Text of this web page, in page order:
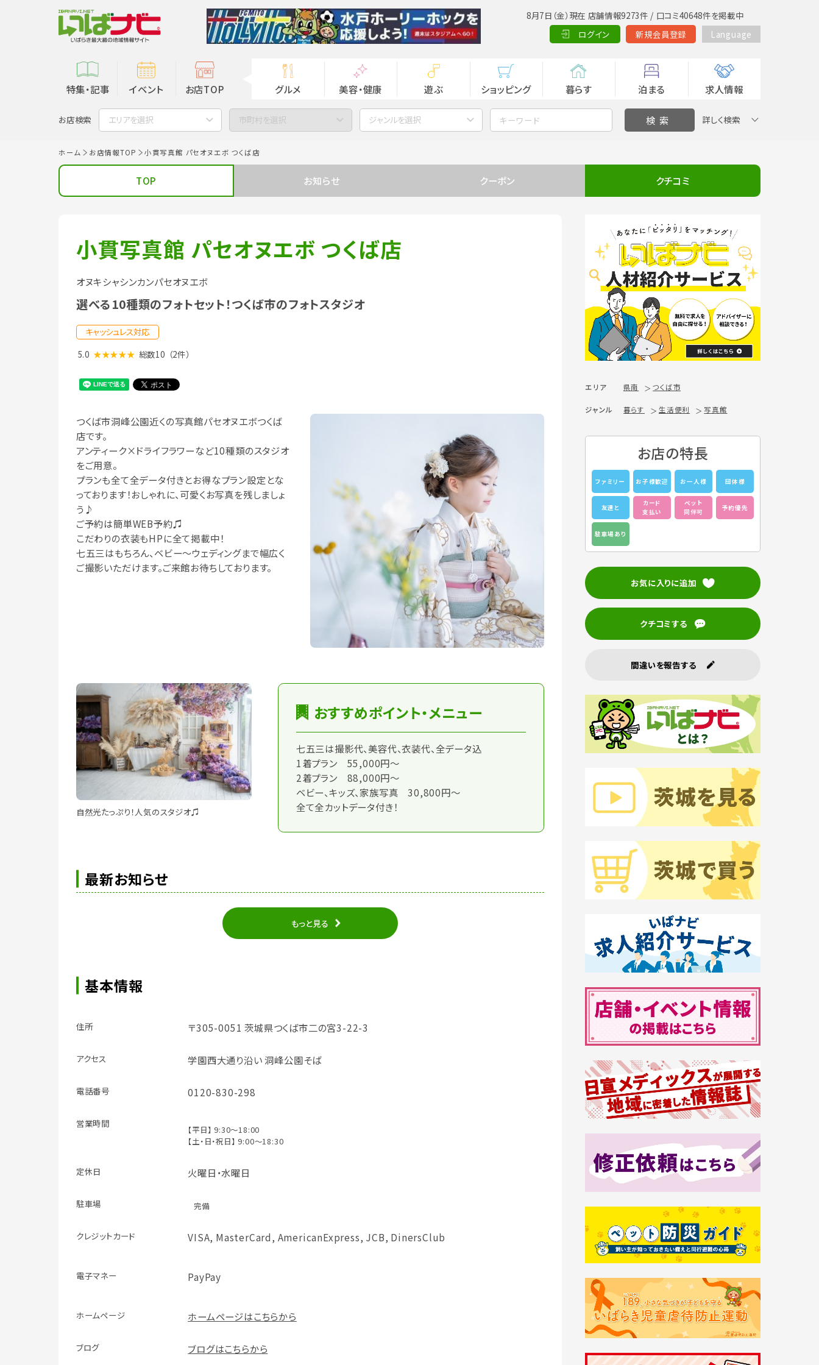
8月7日（金）現在 店舗情報9273件 / 口コミ40648件を掲載中
ログイン
新規会員登録 Language
特集・記事 イベント お店TOP グルメ 美容・健康 遊ぶ ショッピング 暮らす 泊まる 求人情報
お店検索 エリアを選択 市町村を選択 ジャンルを選択 詳しく検索
ホーム お店情報TOP 小貫写真館 パセオヌエボ つくば店
TOP お知らせ クーポン クチコミ
小貫写真館 パセオヌエボ つくば店
オヌキシャシンカンパセオヌエボ
選べる10種類のフォトセット！つくば市のフォトスタジオ
キャッシュレス対応
5.0 ★★★★★ 総数10 （2件）
つくば市洞峰公園近くの写真館パセオヌエボつくば
店です。
アンティーク×ドライフラワーなど10種類のスタジオ
をご用意。
プランも全て全データ付きとお得なプラン設定とな
っております！おしゃれに、可愛くお写真を残しましょ
う♪
ご予約は簡単WEB予約♫
こだわりの衣装もHPに全て掲載中！
七五三はもちろん、ベビー～ウェディングまで幅広く
ご撮影いただけます。ご来館お待ちしております。
自然光たっぷり！人気のスタジオ♫
おすすめポイント・メニュー
七五三は撮影代、美容代、衣装代、全データ込
1着プラン 55,000円～
2着プラン 88,000円～
ベビー、キッズ、家族写真 30,800円～
全て全カットデータ付き！
最新お知らせ
もっと見る
基本情報
住所 〒305-0051 茨城県つくば市二の宮3-22-3
アクセス 学園西大通り沿い 洞峰公園そば
電話番号 0120-830-298
営業時間
【平日】 9:30～18:00
【土・日・祝日】 9:00～18:30
定休日 火曜日・水曜日
駐車場 完備
クレジットカード VISA, MasterCard, AmericanExpress, JCB, DinersClub
電子マネー PayPay
ホームページ ホームページはこちらから
ブログ ブログはこちらから
エリア 県南 つくば市
ジャンル 暮らす 生活便利 写真館
お店の特長
ファミリー お子様歓迎 お一人様 団体様
友達と
カード
支払い
ペット
同伴可
予約優先
駐車場あり
お気に入りに追加
クチコミする
間違いを報告する